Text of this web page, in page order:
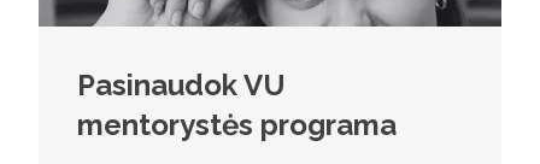
Pasinaudok VU
mentorystės programa